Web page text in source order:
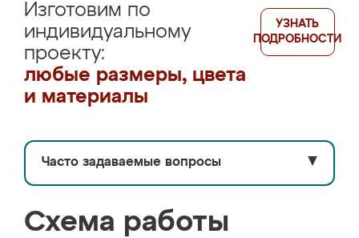
Изготовим по
индивидуальному
проекту:
любые размеры, цвета
и материалы
УЗНАТЬ
ПОДРОБНОСТИ
Часто задаваемые вопросы ▼
Схема работы